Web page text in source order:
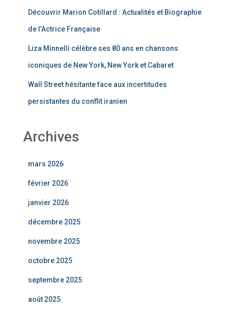
Découvrir Marion Cotillard : Actualités et Biographie
de l’Actrice Française
Liza Minnelli célèbre ses 80 ans en chansons
iconiques de New York, New York et Cabaret
Wall Street hésitante face aux incertitudes
persistantes du conflit iranien
Archives
mars 2026
février 2026
janvier 2026
décembre 2025
novembre 2025
octobre 2025
septembre 2025
août 2025